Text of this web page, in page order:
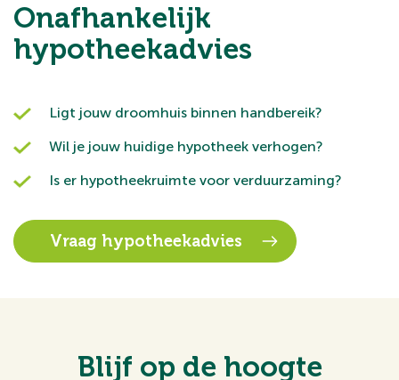
Onafhankelijk
hypotheekadvies
Ligt jouw droomhuis binnen handbereik?
Wil je jouw huidige hypotheek verhogen?
Is er hypotheekruimte voor verduurzaming?
Vraag hypotheekadvies
Blijf op de hoogte